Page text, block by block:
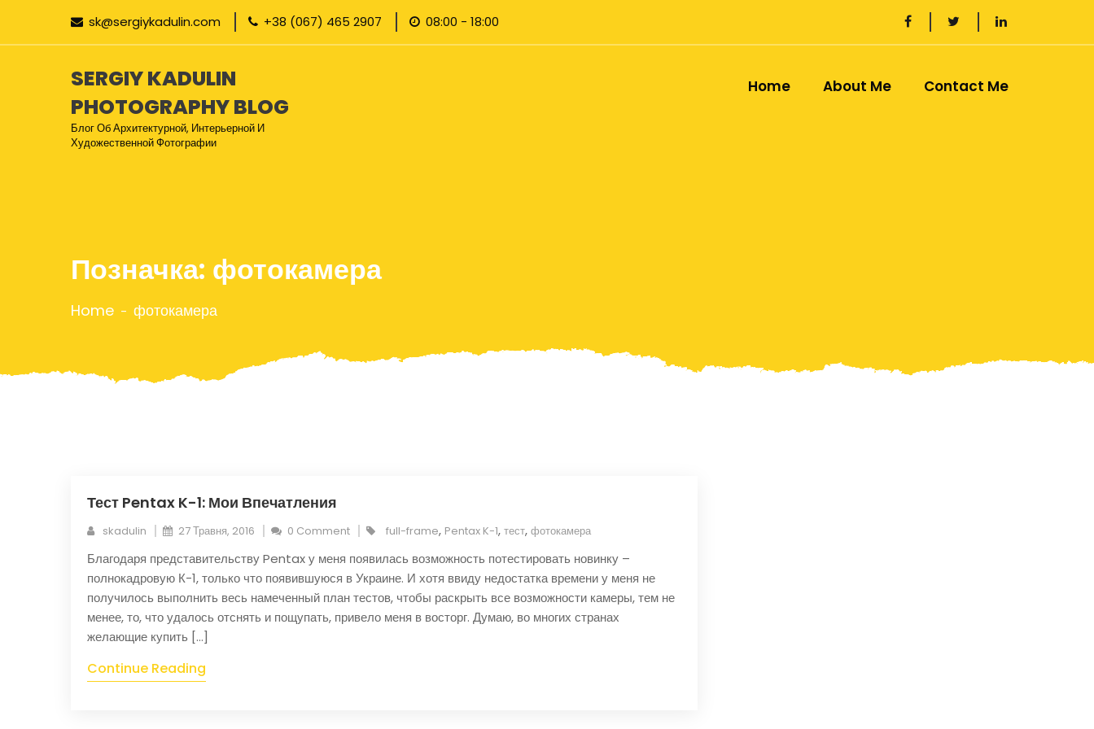
sk@sergiykadulin.com +38 (067) 465 2907 08:00 - 18:00
SERGIY KADULIN
PHOTOGRAPHY BLOG
Блог Об Архитектурной, Интерьерной И
Художественной Фотографии
Home About Me Contact Me
Позначка: фотокамера
Home фотокамера
Тест Pentax K-1: Мои Впечатления
skadulin 27 Травня, 2016 0 Comment full-frame, Pentax K-1, тест, фотокамера
Благодаря представительству Pentax у меня появилась возможность потестировать новинку –
полнокадровую К-1, только что появившуюся в Украине. И хотя ввиду недостатка времени у меня не
получилось выполнить весь намеченный план тестов, чтобы раскрыть все возможности камеры, тем не
менее, то, что удалось отснять и пощупать, привело меня в восторг. Думаю, во многих странах
желающие купить […]
Continue Reading